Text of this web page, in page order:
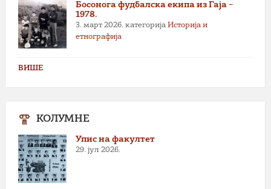
Босонога фудбалска екипа из Гаја –
1978.
3. март 2026. категорија Историја и
етнографија
ВИШЕ
КОЛУМНЕ
Упис на факултет
29. јул 2026.